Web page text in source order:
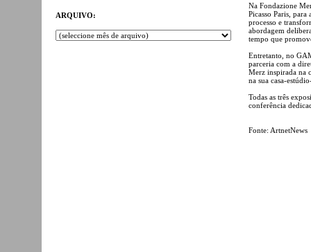
ARQUIVO:
Na Fondazione
Picasso Paris,
processo e
abordagem
tempo que
Entretanto, no
parceria com a
Merz inspirada na
na sua casa-
Todas as três
conferência
Fonte: ArtnetNews